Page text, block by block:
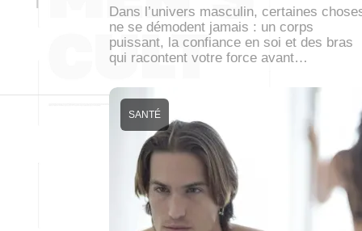
Dans l’univers masculin, certaines
ne se démodent jamais : un corps
puissant, la confiance en soi et des bras
qui racontent votre force avant…
SANTÉ